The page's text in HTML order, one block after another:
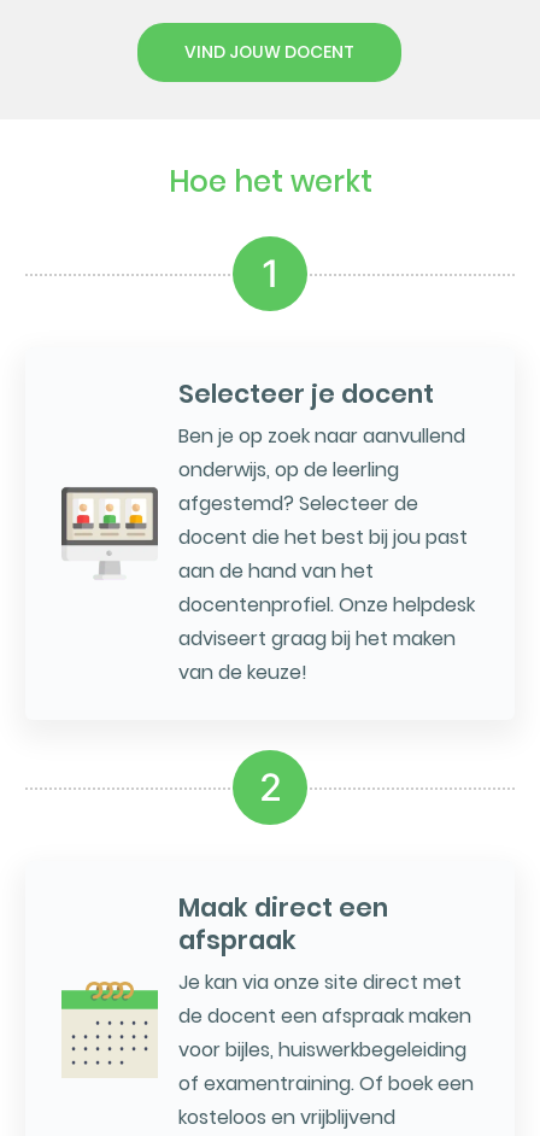
VIND JOUW DOCENT
Hoe het werkt
1
Selecteer je docent
Ben je op zoek naar aanvullend
onderwijs, op de leerling
afgestemd? Selecteer de
docent die het best bij jou past
aan de hand van het
docentenprofiel. Onze helpdesk
adviseert graag bij het maken
van de keuze!
2
Maak direct een
afspraak
Je kan via onze site direct met
de docent een afspraak maken
voor bijles, huiswerkbegeleiding
of examentraining. Of boek een
kosteloos en vrijblijvend